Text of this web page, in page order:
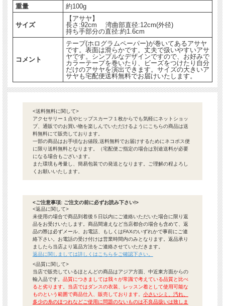
重量
約100g
サイズ
【アサヤ】
長さ:92cm 湾曲部直径:12cm(外径)
持ち手部分の直径:約1.6cm
コメント
テープ(ホログラムペーパー)が巻いてあるアサヤ
です。表面は滑らかです。丈夫で扱いやすいアサ
ヤです。シンプルなデザインですので、お好みで
カラーテープを巻いたり、ビーズをつけたり自分
だけのアサヤを演出できます。サイズの大きいア
サヤも宅配便送料無料でお届けいたします。
<送料無料に関して>
アクセサリー１点やヒップスカーフ１枚からでも気軽にネットショッ
プ、通販でのお買い物を楽しんでいただけるようにこちらの商品は送
料無料にて販売しております。
一部の商品はお手頃なお値段,送料無料でお届けするためにネコポス便
に限り送料無料となります。（宅配便ご指定の場合は別途送料が必要
になる場合もございます。
また環境も考量し、簡易包装での発送となります。ご理解の程よろし
くお願いいたします。
<ご注意事項: ご注文の前に必ずお読み下さい!>
<返品に関して>
未使用の場合で商品到着後５日以内にご連絡いただいた場合に限り返
品をお受けいたします。商品間違えなど当店都合の場合も含めて、返
品の際は必ずメール、お電話、もしくはFAXのいずれかで事前にご連
絡下さい。お電話の受け付けは営業時間内のみとなります。返品承り
ましたら当店より返品方法をご連絡させていただきます。
返品に関しましては詳しくはこちらをご確認下さい。
<品質に関して>
当店で販売しているほとんどの商品はアジア方面、中近東方面からの
輸入品です。 品質につきましては我々が常識で考えている品質と比べ
ると劣ります。当店ではダンスの衣装、レッスン着として使用可能な
ものという範囲で商品仕入、販売しております。 小さいシミ、汚れ、
多少の糸のほつれなどご使用に問題のないものは不良品扱いは致しま